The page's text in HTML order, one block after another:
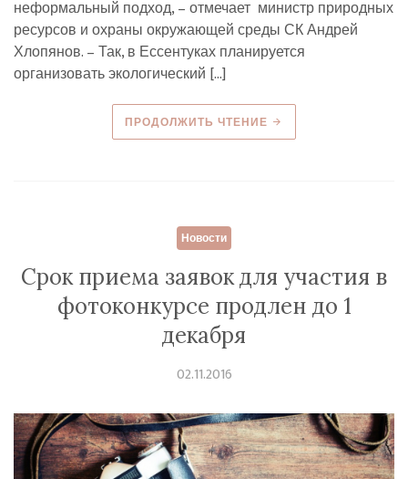
неформальный подход, – отмечает министр природных
ресурсов и охраны окружающей среды СК Андрей
Хлопянов. – Так, в Ессентуках планируется
организовать экологический […]
ПРОДОЛЖИТЬ ЧТЕНИЕ
Новости
Срок приема заявок для участия в
фотоконкурсе продлен до 1
декабря
02.11.2016